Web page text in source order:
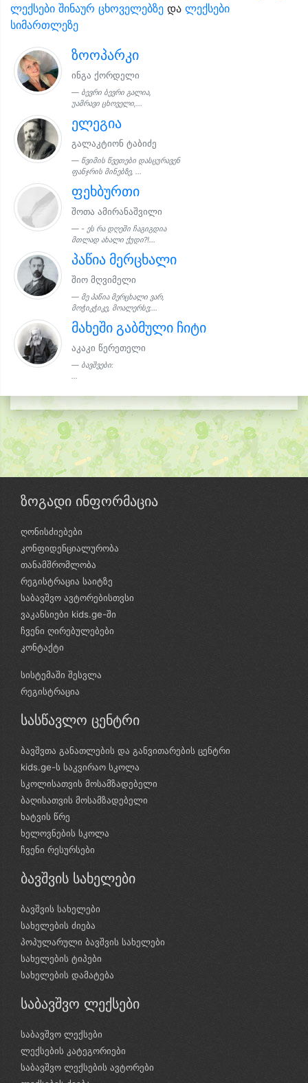
ლექსები შინაურ ცხოველებზე და ლექსები
სიმართლეზე
ზოოპარკი
ინგა ქორდელი
ბევრი ბევრი გალია,
უამრავი ცხოველი,...
ელეგია
გალაკტიონ ტაბიძე
წვიმის წვეთები დასცურავენ
ფანჯრის მინებზე, ...
ფეხბურთი
შოთა ამირანაშვილი
- ეს რა დღეში ჩაგიგდია
მთლად ახალი ქუდი?!...
პაწია მერცხალი
შიო მღვიმელი
მე პაწია მერცხალი ვარ,
მოჭიკჭიკე, მოალერსე;...
მახეში გაბმული ჩიტი
აკაკი წერეთელი
ბავშვები:
...
ზოგადი ინფორმაცია
ღონისძიებები
კონფიდენციალურობა
თანამშრომლობა
რეგისტრაცია საიტზე
საბავშვო ავტორებისთვსი
ვაკანსიები kids.ge-ში
ჩვენი ღირებულებები
კონტაქტი
სისტემაში შესვლა
რეგისტრაცია
სასწავლო ცენტრი
ბავშვთა განათლების და განვითარების ცენტრი
kids.ge-ს საკვირაო სკოლა
სკოლისათვის მოსამზადებელი
ბაღისათვის მოსამზადებელი
ხატვის წრე
ხელოვნების სკოლა
ჩვენი რესურსები
ბავშვის სახელები
ბავშვის სახელები
სახელების ძიება
პოპულარული ბავშვის სახელები
სახელების ტიპები
სახელების დამატება
საბავშვო ლექსები
საბავშვო ლექსები
ლექსების კატეგორიები
საბავშვო ლექსების ავტორები